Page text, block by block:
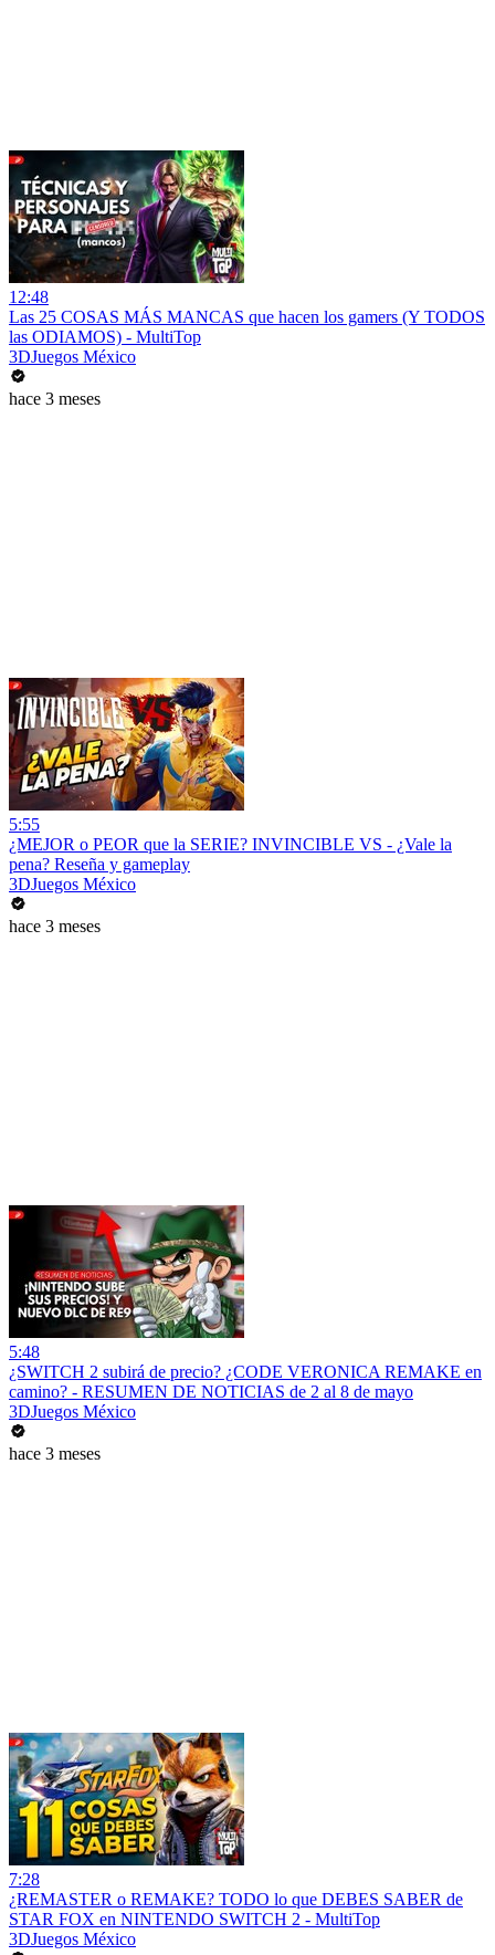
12:48
Las 25 COSAS MÁS MANCAS que hacen los gamers (Y TODOS
las ODIAMOS) - MultiTop
3DJuegos México
hace 3 meses
5:55
¿MEJOR o PEOR que la SERIE? INVINCIBLE VS - ¿Vale la
pena? Reseña y gameplay
3DJuegos México
hace 3 meses
5:48
¿SWITCH 2 subirá de precio? ¿CODE VERONICA REMAKE en
camino? - RESUMEN DE NOTICIAS de 2 al 8 de mayo
3DJuegos México
hace 3 meses
7:28
¿REMASTER o REMAKE? TODO lo que DEBES SABER de
STAR FOX en NINTENDO SWITCH 2 - MultiTop
3DJuegos México